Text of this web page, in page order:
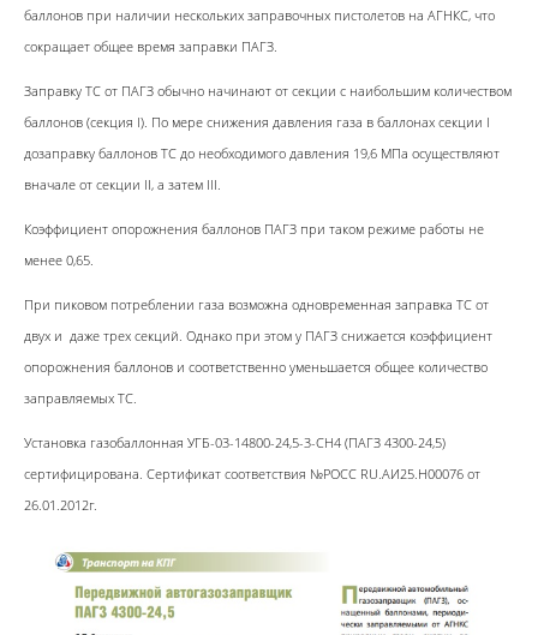
баллонов при наличии нескольких заправочных пистолетов на АГНКС, что
сокращает общее время заправки ПАГЗ.
Заправку ТС от ПАГЗ обычно начинают от секции с наибольшим количеством
баллонов (секция I). По мере снижения давления газа в баллонах секции I
дозаправку баллонов ТС до необходимого давления 19,6 МПа осуществляют
вначале от секции II, а затем III.
Коэффициент опорожнения баллонов ПАГЗ при таком режиме работы не
менее 0,65.
При пиковом потреблении газа возможна одновременная заправка ТС от
двух и даже трех секций. Однако при этом у ПАГЗ снижается коэффициент
опорожнения баллонов и соответственно уменьшается общее количество
заправляемых ТС.
Установка газобаллонная УГБ-03-14800-24,5-3-СН4 (ПАГЗ 4300-24,5)
сертифицирована. Сертификат соответствия №РОСС RU.АИ25.Н00076 от
26.01.2012г.